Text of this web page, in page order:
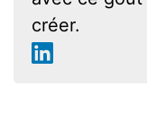
créer.